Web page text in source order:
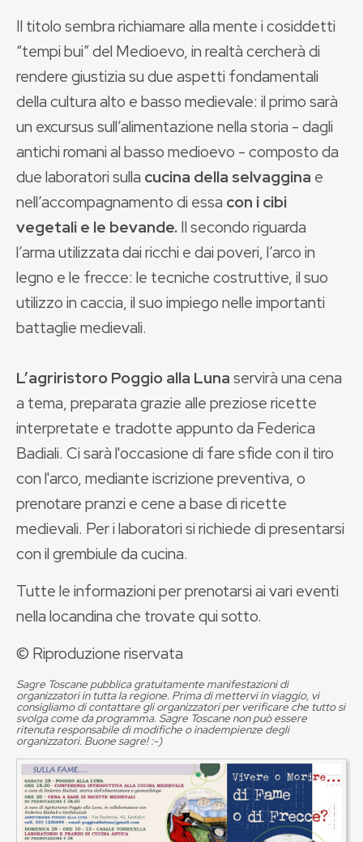
Il titolo sembra richiamare alla mente i cosiddetti
“tempi bui” del Medioevo, in realtà cercherà di
rendere giustizia su due aspetti fondamentali
della cultura alto e basso medievale: il primo sarà
un excursus sull’alimentazione nella storia - dagli
antichi romani al basso medioevo - composto da
due laboratori sulla cucina della selvaggina e
nell’accompagnamento di essa con i cibi
vegetali e le bevande.Il secondo riguarda
l’arma utilizzata dai ricchi e dai poveri, l’arco in
legno e le frecce: le tecniche costruttive, il suo
utilizzo in caccia, il suo impiego nelle importanti
battaglie medievali.
L’agriristoro Poggio alla Lunaservirà una cena
a tema, preparata grazie alle preziose ricette
interpretate e tradotte appunto da Federica
Badiali. Ci sarà l'occasione di fare sfide con il tiro
con l'arco, mediante iscrizione preventiva, o
prenotare pranzi e cene a base di ricette
medievali. Per i laboratori si richiede di presentarsi
con il grembiule da cucina.
Tutte le informazioni per prenotarsi ai vari eventi
nella locandina che trovate qui sotto.
© Riproduzione riservata
Sagre Toscane pubblica gratuitamente manifestazioni di
organizzatori in tutta la regione. Prima di mettervi in viaggio, vi
consigliamo di contattare gli organizzatori per verificare che tutto si
svolga come da programma. Sagre Toscane non può essere
ritenuta responsabile di modifiche o inadempienze degli
organizzatori. Buone sagre! :-)